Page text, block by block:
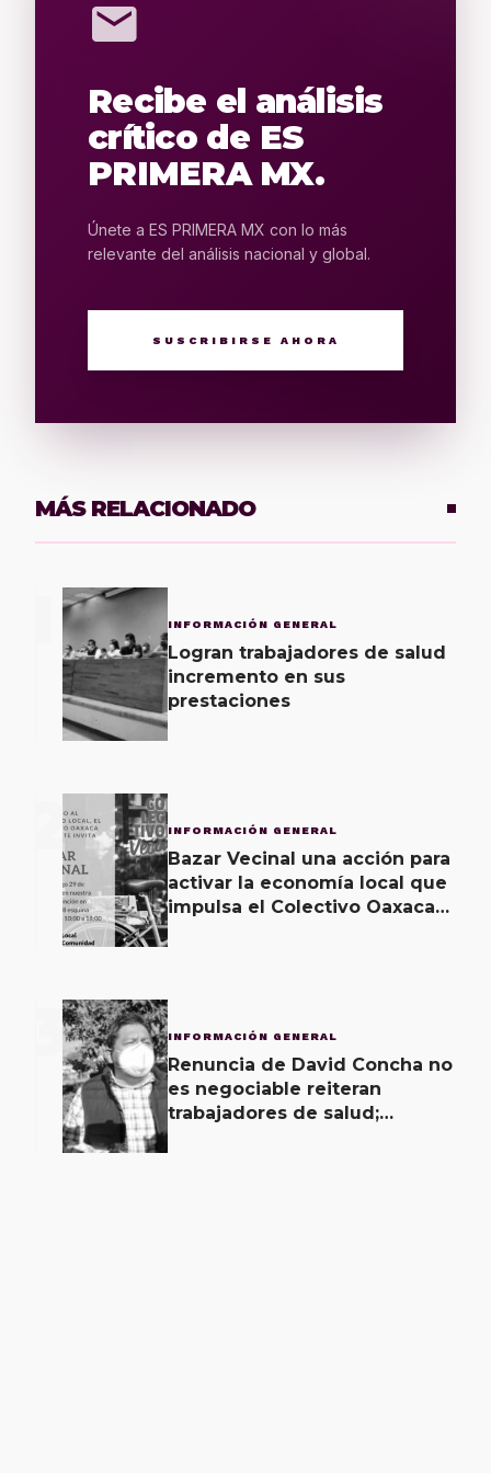
mail
Recibe el análisis
crítico de ES
PRIMERA MX.
Únete a ES PRIMERA MX con lo más
relevante del análisis nacional y global.
SUSCRIBIRSE AHORA
MÁS RELACIONADO
INFORMACIÓN GENERAL
Logran trabajadores de salud
incremento en sus
prestaciones
2 INFORMACIÓN GENERAL
Bazar Vecinal una acción para
activar la economía local que
impulsa el Colectivo Oaxaca
3 INFORMACIÓN GENERAL
Renuncia de David Concha no
es negociable reiteran
trabajadores de salud;